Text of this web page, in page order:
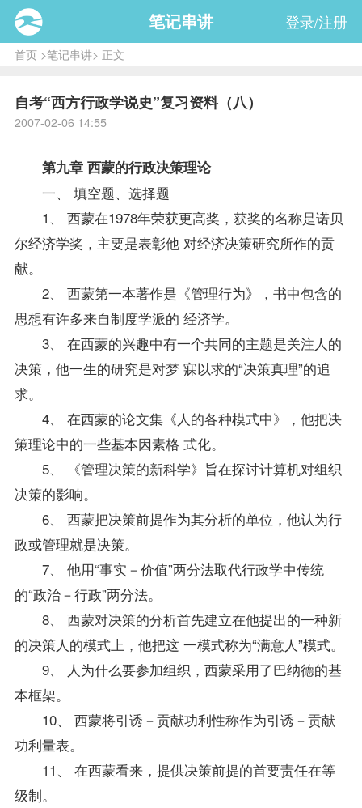
笔记串讲 登录/注册
首页>笔记串讲> 正文
自考“西方行政学说史”复习资料（八）
2007-02-06 14:55
第九章 西蒙的行政决策理论
一、 填空题、选择题
1、 西蒙在1978年荣获更高奖，获奖的名称是诺贝
尔经济学奖，主要是表彰他 对经济决策研究所作的贡
献。
2、 西蒙第一本著作是《管理行为》，书中包含的
思想有许多来自制度学派的 经济学。
3、 在西蒙的兴趣中有一个共同的主题是关注人的
决策，他一生的研究是对梦 寐以求的“决策真理”的追
求。
4、 在西蒙的论文集《人的各种模式中》，他把决
策理论中的一些基本因素格 式化。
5、 《管理决策的新科学》旨在探讨计算机对组织
决策的影响。
6、 西蒙把决策前提作为其分析的单位，他认为行
政或管理就是决策。
7、 他用“事实－价值”两分法取代行政学中传统
的“政治－行政”两分法。
8、 西蒙对决策的分析首先建立在他提出的一种新
的决策人的模式上，他把这 一模式称为“满意人”模式。
9、 人为什么要参加组织，西蒙采用了巴纳德的基
本框架。
10、 西蒙将引诱－贡献功利性称作为引诱－贡献
功利量表。
11、 在西蒙看来，提供决策前提的首要责任在等
级制。